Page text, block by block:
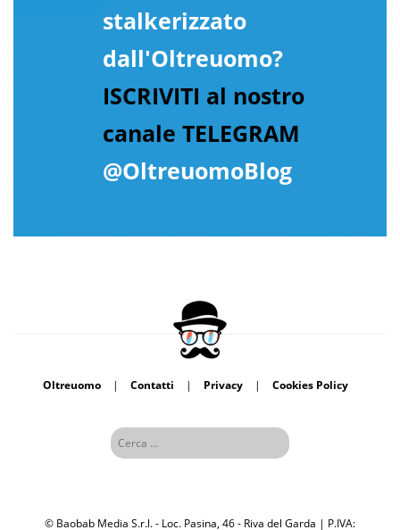
stalkerizzato
dall'Oltreuomo?
ISCRIVITI al nostro
canale TELEGRAM
@OltreuomoBlog
Oltreuomo | Contatti | Privacy | Cookies Policy
© Baobab Media S.r.l. - Loc. Pasina, 46 - Riva del Garda | P.IVA: